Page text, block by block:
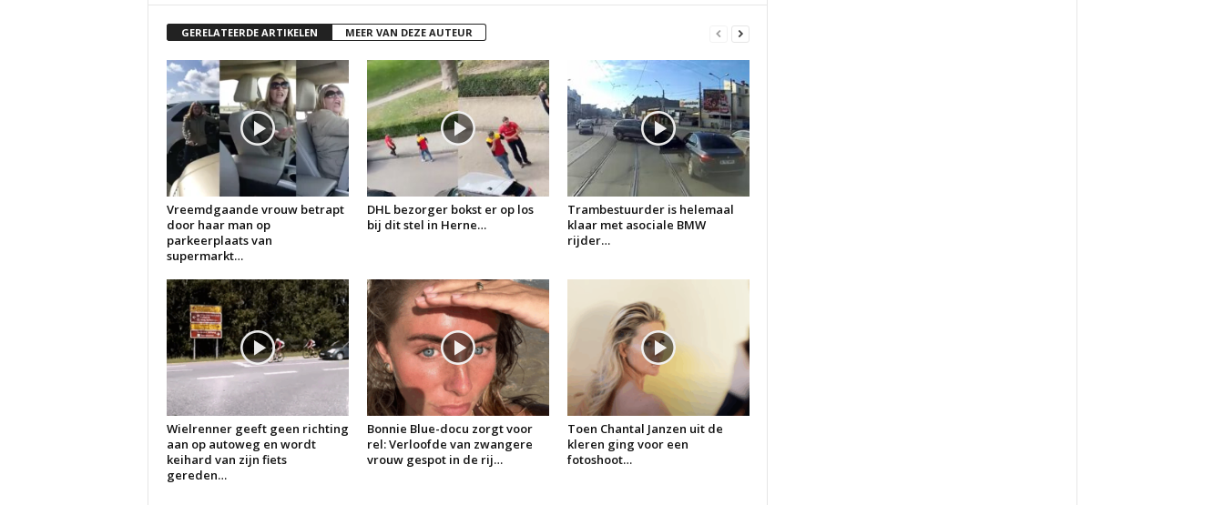
GERELATEERDE ARTIKELEN MEER VAN DEZE AUTEUR
Vreemdgaande vrouw betrapt
door haar man op
parkeerplaats van
supermarkt…
DHL bezorger bokst er op los
bij dit stel in Herne…
Trambestuurder is helemaal
klaar met asociale BMW
rijder…
Wielrenner geeft geen richting
aan op autoweg en wordt
keihard van zijn fiets
gereden…
Bonnie Blue-docu zorgt voor
rel: Verloofde van zwangere
vrouw gespot in de rij…
Toen Chantal Janzen uit de
kleren ging voor een
fotoshoot…